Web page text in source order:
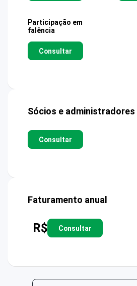
Participação em
falência
Consultar
Sócios e administradores
Consultar
Faturamento anual
R$ Consultar